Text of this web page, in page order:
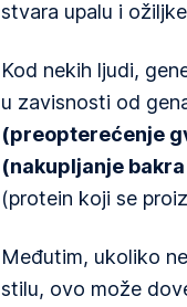
stvara upalu i
Kod nekih ljudi,
u zavisnosti od
(preopterećenje
(nakupljanje
(protein koji se
Međutim, ukoliko
stilu, ovo može